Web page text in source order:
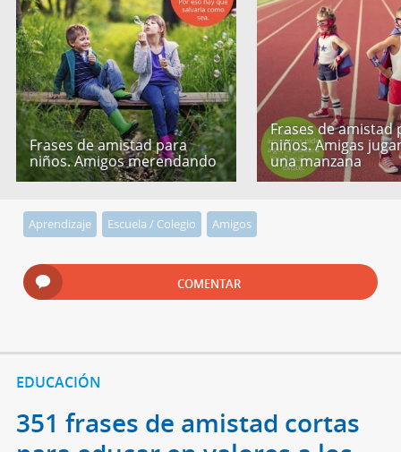
Frases de amistad para
niños. Amigos merendando
Frases de amistad
niños. Amigas
una manzana
Aprendizaje Escuela / Colegio Amigos
COMENTAR
EDUCACIÓN
351 frases de amistad cortas